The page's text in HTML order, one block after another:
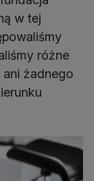
w tej
różne
żadnego